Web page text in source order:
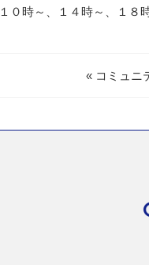
１０時～、１４時～、１８
« コミュニ